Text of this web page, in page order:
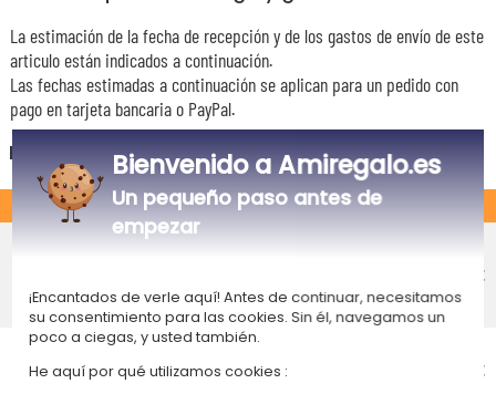
La estimación de la fecha de recepción y de los gastos de envío de este
articulo están indicados a continuación.
Las fechas estimadas a continuación se aplican para un pedido con
pago en tarjeta bancaria o PayPal.
España
ESTÁNDAR
Entrega económico en punto de
Recepción prevista el
Lunes 17 de agosto 2026
4,75 €
Entrega económico a domicilio
Recepción prevista el
4,95 €
Bienvenido a Amiregalo.es
Un pequeño paso antes de
empezar
¡Encantados de verle aquí! Antes de continuar, necesitamos
su consentimiento para las cookies. Sin él, navegamos un
poco a ciegas, y usted también.
He aquí por qué utilizamos cookies :